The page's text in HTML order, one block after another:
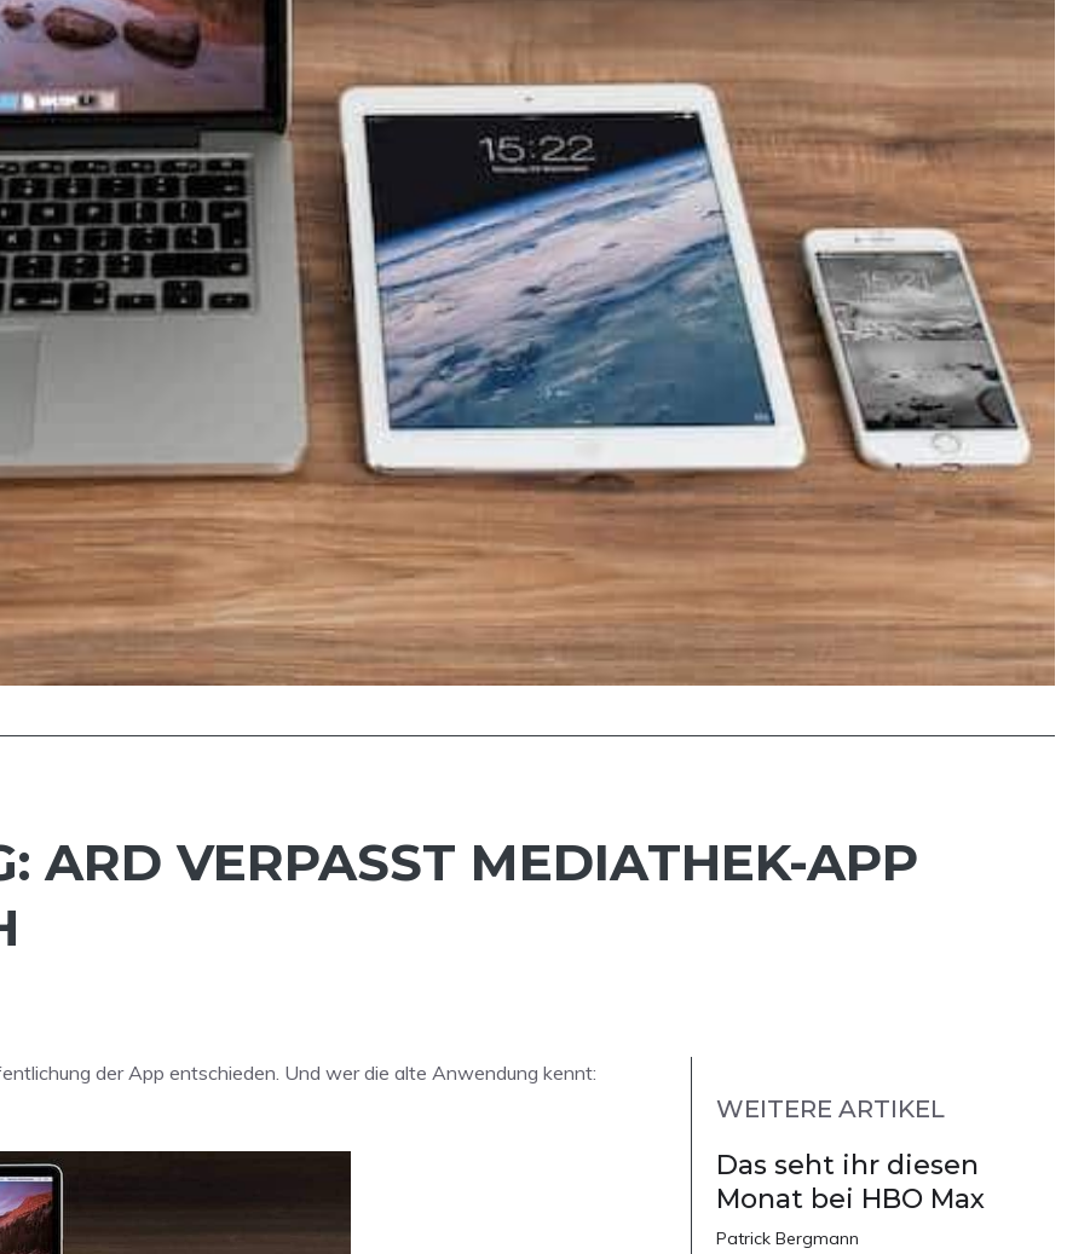
ARD VERPASST MEDIATHEK-APP
der App entschieden. Und wer die alte Anwendung kennt:
WEITERE ARTIKEL
Das seht ihr diesen
Monat bei HBO Max
Patrick Bergmann